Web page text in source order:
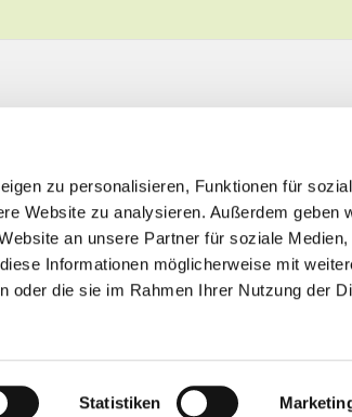
zu personalisieren, Funktionen für
Website zu analysieren. Außerdem geben
an unsere Partner für soziale Medien,
Informationen möglicherweise mit
oder die sie im Rahmen Ihrer Nutzung der
Statistiken